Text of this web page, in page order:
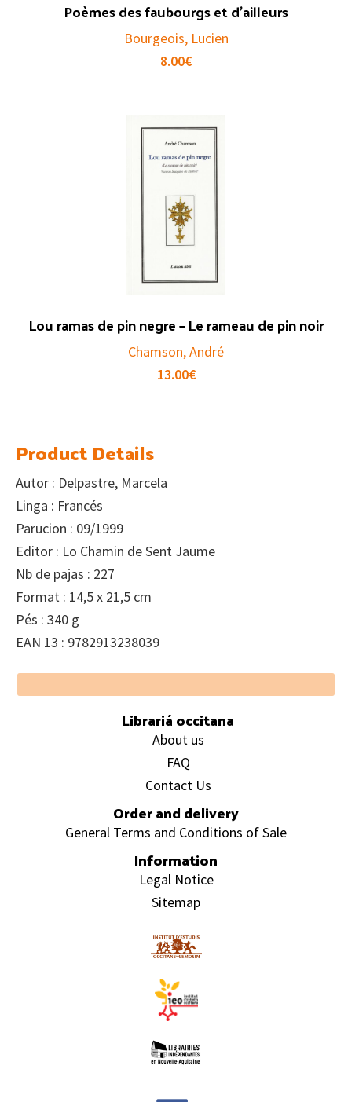
Poèmes des faubourgs et d’ailleurs
Bourgeois, Lucien
8.00€
Lou ramas de pin negre – Le rameau de pin noir
Chamson, André
13.00€
Product Details
Autor : Delpastre, Marcela
Linga : Francés
Parucion : 09/1999
Editor : Lo Chamin de Sent Jaume
Nb de pajas : 227
Format : 14,5 x 21,5 cm
Pés : 340 g
EAN 13 : 9782913238039
Footer
Librariá occitana
About us
FAQ
Contact Us
Order and delivery
General Terms and Conditions of Sale
Information
Legal Notice
Sitemap